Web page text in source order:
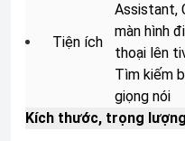
Tiện ích
Assistant,
màn hình
thoại lên
Tìm kiếm
giọng nói
Kích thước, trọng lượng